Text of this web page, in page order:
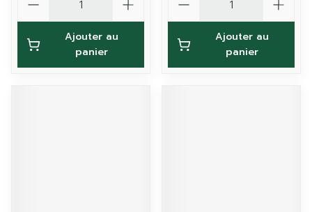
Ajouter au
panier
Ajouter au
panier